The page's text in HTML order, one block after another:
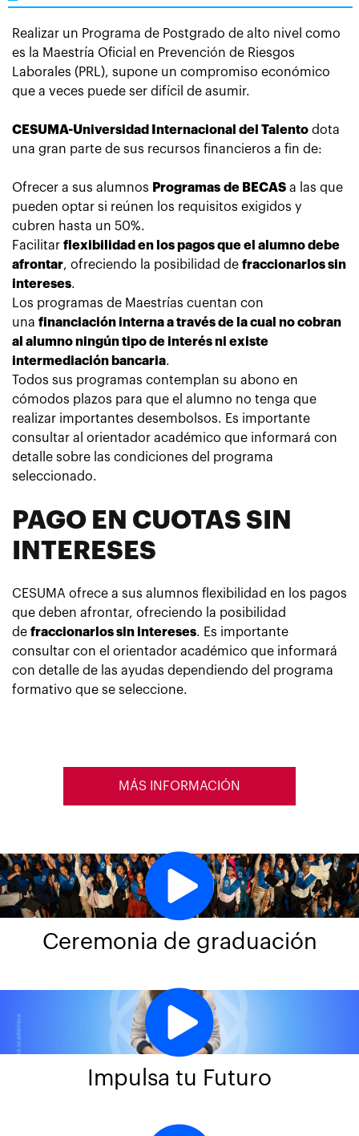
Realizar un Programa de Postgrado de alto nivel como
es la Maestría Oficial en Prevención de Riesgos
Laborales (PRL), supone un compromiso económico
que a veces puede ser difícil de asumir.
CESUMA-Universidad Internacional del Talento dota
una gran parte de sus recursos financieros a fin de:
Ofrecer a sus alumnos Programas de BECAS a las que
pueden optar si reúnen los requisitos exigidos y
cubren hasta un 50%.
Facilitar flexibilidad en los pagos que el alumno debe
afrontar, ofreciendo la posibilidad de fraccionarlos sin
intereses.
Los programas de Maestrías cuentan con
una financiación interna a través de la cual no cobran
al alumno ningún tipo de interés ni existe
intermediación bancaria.
Todos sus programas contemplan su abono en
cómodos plazos para que el alumno no tenga que
realizar importantes desembolsos. Es importante
consultar al orientador académico que informará con
detalle sobre las condiciones del programa
seleccionado.
PAGO EN CUOTAS SIN
INTERESES
CESUMA ofrece a sus alumnos flexibilidad en los pagos
que deben afrontar, ofreciendo la posibilidad
de fraccionarlos sin intereses. Es importante
consultar con el orientador académico que informará
con detalle de las ayudas dependiendo del programa
formativo que se seleccione.
MÁS INFORMACIÓN
Ceremonia de graduación
Impulsa tu Futuro